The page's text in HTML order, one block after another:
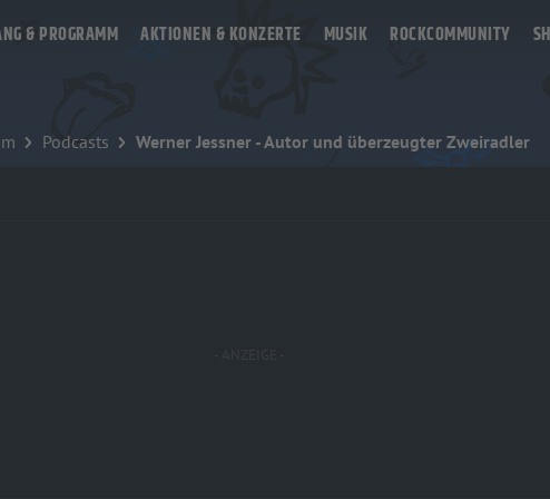
& PROGRAMM AKTIONEN & KONZERTE MUSIK ROCKCOMMUNITY
Podcasts Werner Jessner - Autor und überzeugter Zweiradler